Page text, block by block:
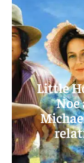
Little
Noe